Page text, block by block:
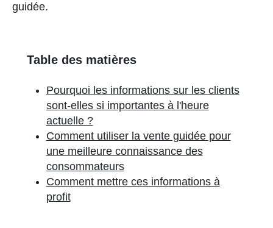
guidée.
Table des matières
Pourquoi les informations sur les clients
sont-elles si importantes à l'heure
actuelle ?
Comment utiliser la vente guidée pour
une meilleure connaissance des
consommateurs
Comment mettre ces informations à
profit